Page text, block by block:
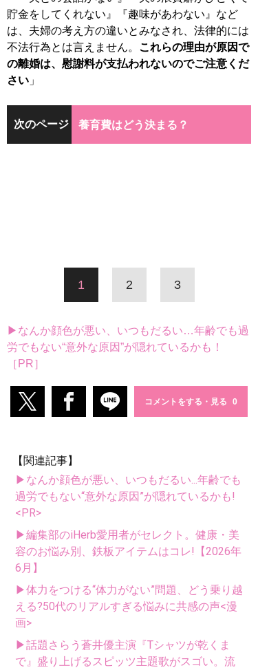
貯金をしてくれない』『趣味があわない』など
は、夫婦の考え方の違いとみなされ、法律的には
不法行為とは言えません。 これらの理由が原因で
の離婚は、慰謝料が支払われないのでご注意くだ
さい 」
次のページ 養育費はどう決まる？
1 2 3
▶なんか顔色が悪い、いつもだるい…年齢でも過
労でもない“意外な原因”が隠れているかも！
［PR］
コメントをする・見る
【関連記事】
▶なんか顔色が悪い、いつもだるい...年齢でも
過労でもない“意外な原因”が隠れているかも!
<PR>
▶編集部のiHerb愛用者がセレクト。健康・美
容のお悩み別、鉄板アイテムはコレ!【2026年
6月】
▶体力をつける“体力がない”問題、どう乗り越
える?50代のリアルすぎる悩みに共感の声<漫
画>
▶話題さらう蒼井優主演『Tシャツが乾くま
で』盛り上げるスピッツ主題歌がスゴい。流